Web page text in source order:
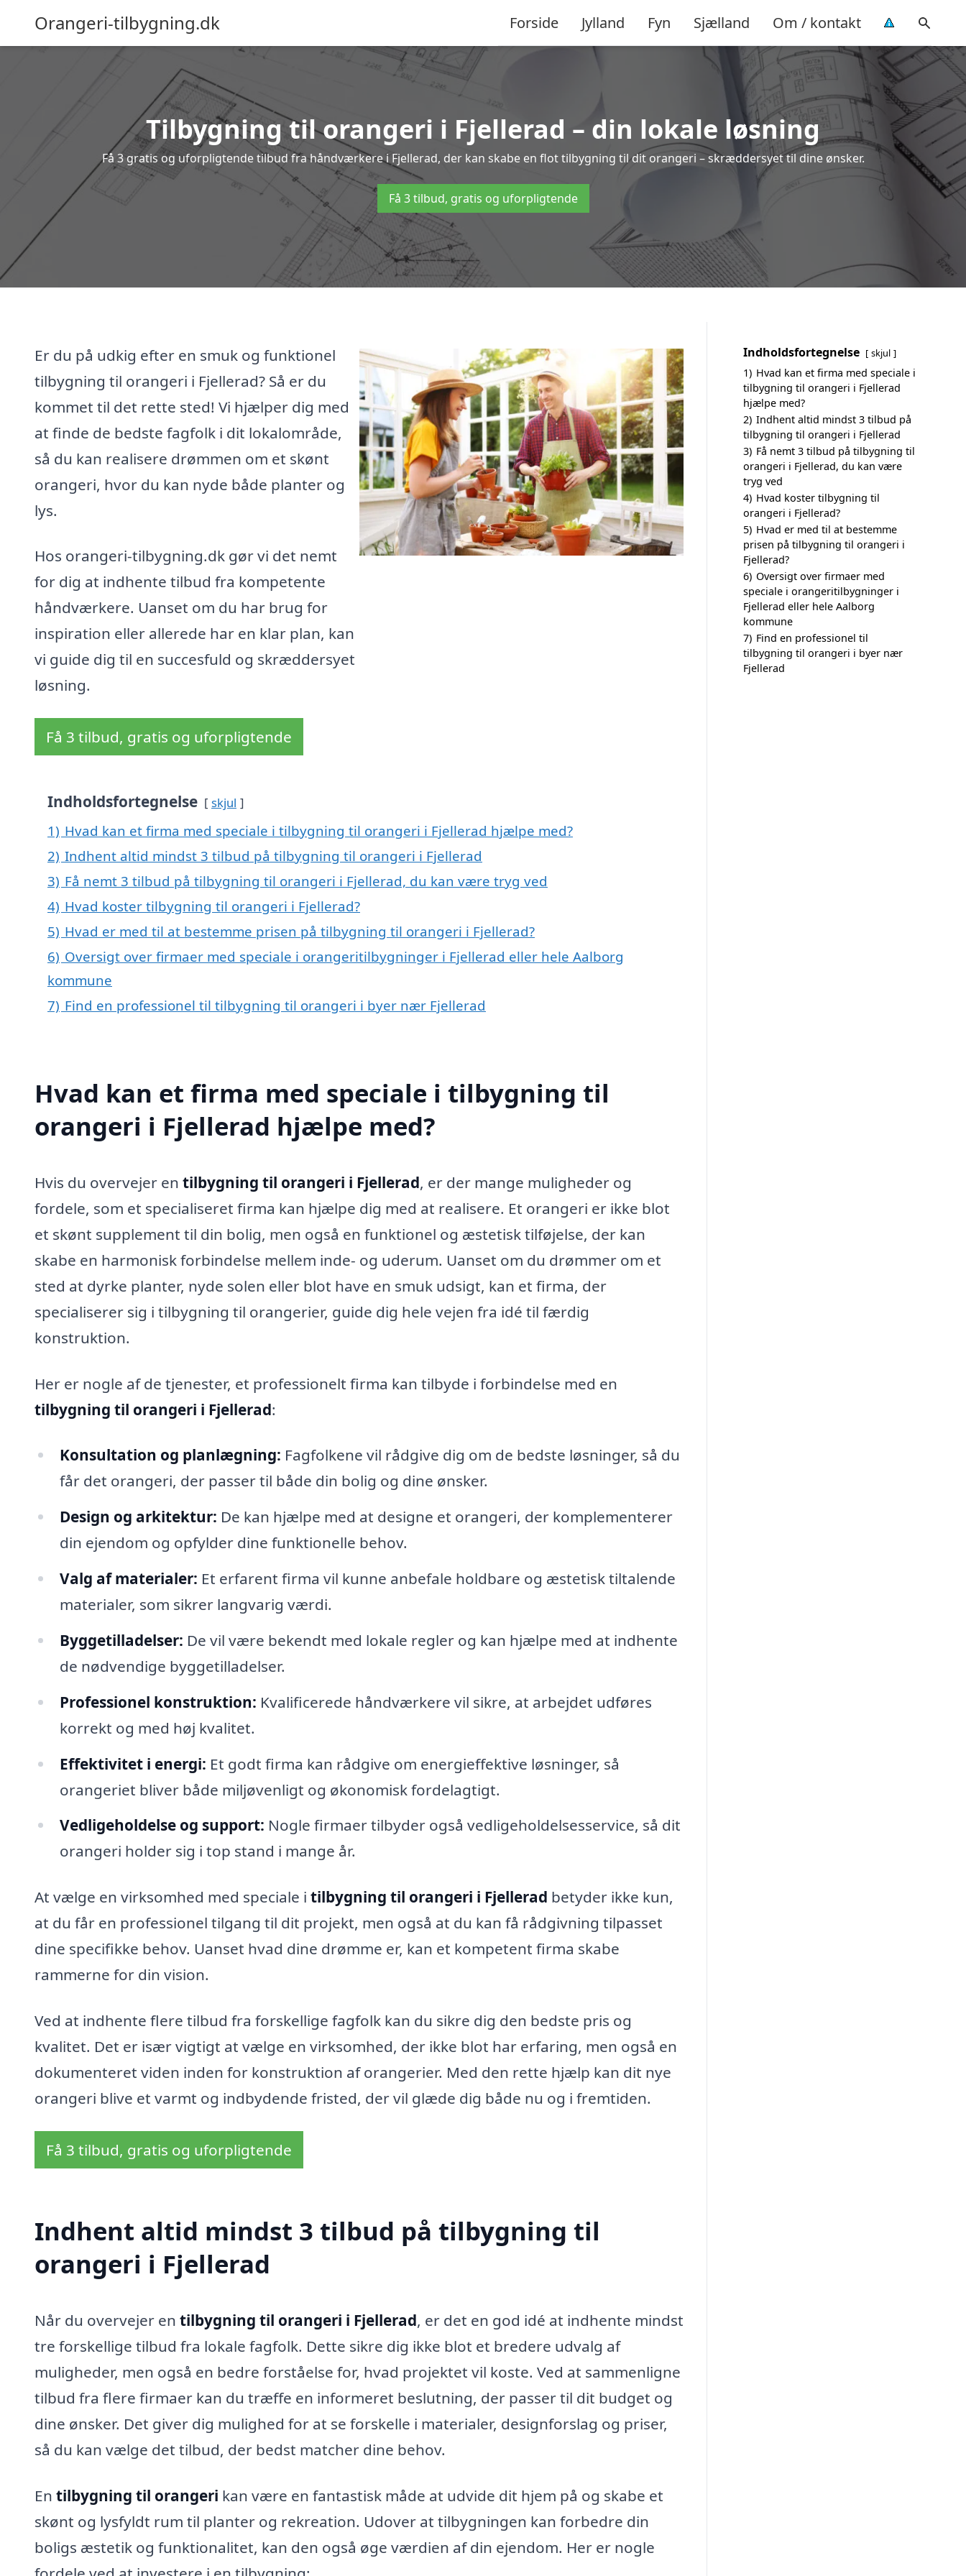
Orangeri-tilbygning.dk Forside Jylland Fyn Sjælland Om / kontakt
Tilbygning til orangeri i Fjellerad – din lokale løsning
Få 3 gratis og uforpligtende tilbud fra håndværkere i Fjellerad, der kan skabe en flot tilbygning til dit orangeri – skræddersyet til dine ønsker.
Få 3 tilbud, gratis og uforpligtende
Er du på udkig efter en smuk og funktionel
tilbygning til orangeri i Fjellerad? Så er du
kommet til det rette sted! Vi hjælper dig med
at finde de bedste fagfolk i dit lokalområde,
så du kan realisere drømmen om et skønt
orangeri, hvor du kan nyde både planter og
lys.
Hos orangeri-tilbygning.dk gør vi det nemt
for dig at indhente tilbud fra kompetente
håndværkere. Uanset om du har brug for
inspiration eller allerede har en klar plan, kan
vi guide dig til en succesfuld og skræddersyet
løsning.
Få 3 tilbud, gratis og uforpligtende
Indholdsfortegnelse skjul
1) Hvad kan et firma med speciale i tilbygning til orangeri i Fjellerad hjælpe med?
2) Indhent altid mindst 3 tilbud på tilbygning til orangeri i Fjellerad
3) Få nemt 3 tilbud på tilbygning til orangeri i Fjellerad, du kan være tryg ved
4) Hvad koster tilbygning til orangeri i Fjellerad?
5) Hvad er med til at bestemme prisen på tilbygning til orangeri i Fjellerad?
6) Oversigt over firmaer med speciale i orangeritilbygninger i Fjellerad eller hele Aalborg
kommune
7) Find en professionel til tilbygning til orangeri i byer nær Fjellerad
Hvad kan et firma med speciale i tilbygning til
orangeri i Fjellerad hjælpe med?
Hvis du overvejer en tilbygning til orangeri i Fjellerad, er der mange muligheder og
fordele, som et specialiseret firma kan hjælpe dig med at realisere. Et orangeri er ikke blot
et skønt supplement til din bolig, men også en funktionel og æstetisk tilføjelse, der kan
skabe en harmonisk forbindelse mellem inde- og uderum. Uanset om du drømmer om et
sted at dyrke planter, nyde solen eller blot have en smuk udsigt, kan et firma, der
specialiserer sig i tilbygning til orangerier, guide dig hele vejen fra idé til færdig
konstruktion.
Her er nogle af de tjenester, et professionelt firma kan tilbyde i forbindelse med en
tilbygning til orangeri i Fjellerad:
Konsultation og planlægning: Fagfolkene vil rådgive dig om de bedste løsninger, så du
får det orangeri, der passer til både din bolig og dine ønsker.
Design og arkitektur: De kan hjælpe med at designe et orangeri, der komplementerer
din ejendom og opfylder dine funktionelle behov.
Valg af materialer: Et erfarent firma vil kunne anbefale holdbare og æstetisk tiltalende
materialer, som sikrer langvarig værdi.
Byggetilladelser: De vil være bekendt med lokale regler og kan hjælpe med at indhente
de nødvendige byggetilladelser.
Professionel konstruktion: Kvalificerede håndværkere vil sikre, at arbejdet udføres
korrekt og med høj kvalitet.
Effektivitet i energi: Et godt firma kan rådgive om energieffektive løsninger, så
orangeriet bliver både miljøvenligt og økonomisk fordelagtigt.
Vedligeholdelse og support: Nogle firmaer tilbyder også vedligeholdelsesservice, så dit
orangeri holder sig i top stand i mange år.
At vælge en virksomhed med speciale i tilbygning til orangeri i Fjellerad betyder ikke kun,
at du får en professionel tilgang til dit projekt, men også at du kan få rådgivning tilpasset
dine specifikke behov. Uanset hvad dine drømme er, kan et kompetent firma skabe
rammerne for din vision.
Ved at indhente flere tilbud fra forskellige fagfolk kan du sikre dig den bedste pris og
kvalitet. Det er især vigtigt at vælge en virksomhed, der ikke blot har erfaring, men også en
dokumenteret viden inden for konstruktion af orangerier. Med den rette hjælp kan dit nye
orangeri blive et varmt og indbydende fristed, der vil glæde dig både nu og i fremtiden.
Få 3 tilbud, gratis og uforpligtende
Indhent altid mindst 3 tilbud på tilbygning til
orangeri i Fjellerad
Når du overvejer en tilbygning til orangeri i Fjellerad, er det en god idé at indhente mindst
tre forskellige tilbud fra lokale fagfolk. Dette sikre dig ikke blot et bredere udvalg af
muligheder, men også en bedre forståelse for, hvad projektet vil koste. Ved at sammenligne
tilbud fra flere firmaer kan du træffe en informeret beslutning, der passer til dit budget og
dine ønsker. Det giver dig mulighed for at se forskelle i materialer, designforslag og priser,
så du kan vælge det tilbud, der bedst matcher dine behov.
En tilbygning til orangeri kan være en fantastisk måde at udvide dit hjem på og skabe et
skønt og lysfyldt rum til planter og rekreation. Udover at tilbygningen kan forbedre din
boligs æstetik og funktionalitet, kan den også øge værdien af din ejendom. Her er nogle
Indholdsfortegnelse skjul
1) Hvad kan et firma med speciale i
tilbygning til orangeri i Fjellerad
hjælpe med?
2) Indhent altid mindst 3 tilbud på
tilbygning til orangeri i Fjellerad
3) Få nemt 3 tilbud på tilbygning til
orangeri i Fjellerad, du kan være
tryg ved
4) Hvad koster tilbygning til
orangeri i Fjellerad?
5) Hvad er med til at bestemme
prisen på tilbygning til orangeri i
Fjellerad?
6) Oversigt over firmaer med
speciale i orangeritilbygninger i
Fjellerad eller hele Aalborg
kommune
7) Find en professionel til
tilbygning til orangeri i byer nær
Fjellerad